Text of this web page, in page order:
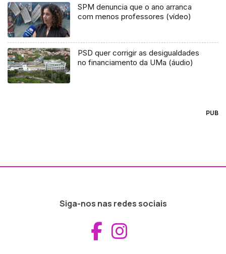
SPM denuncia que o ano arranca
com menos professores (vídeo)
PSD quer corrigir as desigualdades
no financiamento da UMa (áudio)
PUB
Siga-nos nas redes sociais
Aceder ao